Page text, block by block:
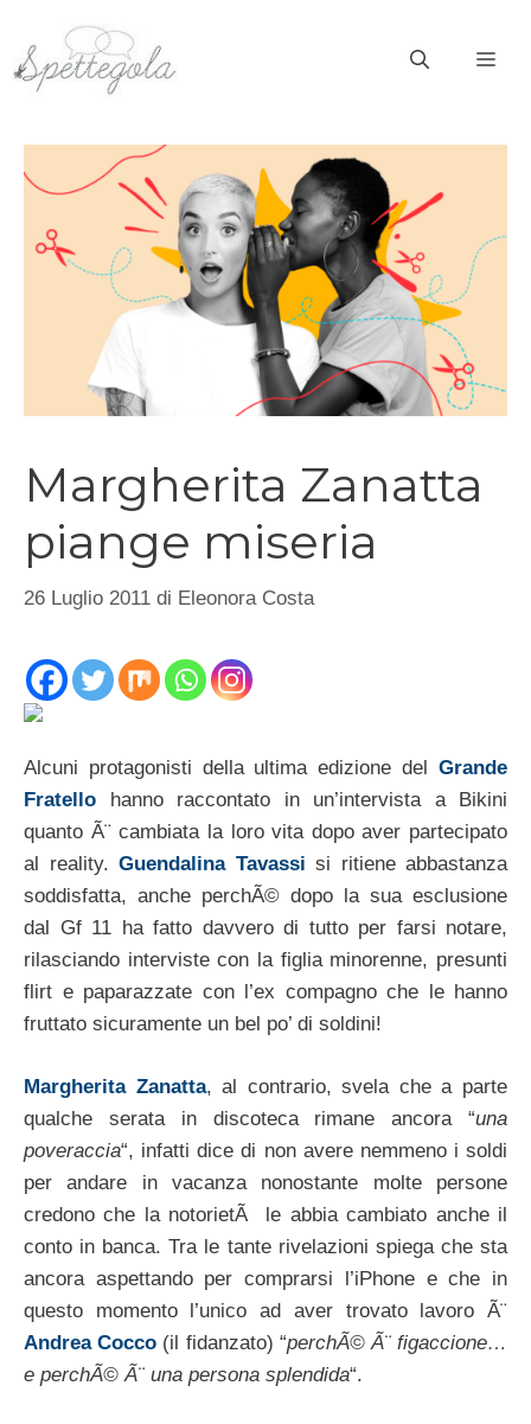
contenuto
Margherita Zanatta
piange miseria
26 Luglio 2011 di Eleonora Costa
Alcuni protagonisti della ultima edizione del Grande
Fratello hanno raccontato in un’intervista a Bikini
quanto Ã¨ cambiata la loro vita dopo aver partecipato
al reality. Guendalina Tavassi si ritiene abbastanza
soddisfatta, anche perchÃ© dopo la sua esclusione
dal Gf 11 ha fatto davvero di tutto per farsi notare,
rilasciando interviste con la figlia minorenne, presunti
flirt e paparazzate con l’ex compagno che le hanno
fruttato sicuramente un bel po’ di soldini!
Margherita Zanatta, al contrario, svela che a parte
qualche serata in discoteca rimane ancora “una
poveraccia“, infatti dice di non avere nemmeno i soldi
per andare in vacanza nonostante molte persone
credono che la notorietÃ le abbia cambiato anche il
conto in banca. Tra le tante rivelazioni spiega che sta
ancora aspettando per comprarsi l’iPhone e che in
questo momento l’unico ad aver trovato lavoro Ã¨
Andrea Cocco (il fidanzato) “perchÃ© Ã¨ figaccione…
e perchÃ© Ã¨ una persona splendida“.